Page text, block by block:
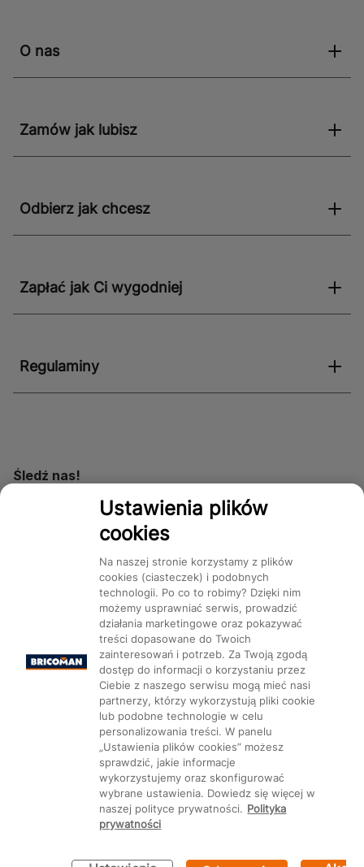
O nas
Zamów jak lubisz
Odbierz jak chcesz
Zapłać jak Ci wygodniej
Regulaminy
Śledź nas!
Dostępność
Kategorie Produkty Marki CMS
Ustawienia plików cookie
Ustawienia plików
cookies
Na naszej stronie korzystamy z plików
cookies (ciasteczek) i podobnych
technologii. Po co to robimy? Dzięki nim
możemy usprawniać serwis, prowadzić
działania marketingowe oraz pokazywać
treści dopasowane do Twoich
zainteresowań i potrzeb. Za Twoją zgodą
dostęp do informacji o korzystaniu przez
Ciebie z naszego serwisu mogą mieć nasi
partnerzy, którzy wykorzystują pliki cookie
lub podobne technologie w celu
personalizowania treści. W panelu
„Ustawienia plików cookies” możesz
sprawdzić, jakie informacje
wykorzystujemy oraz skonfigurować
wybrane ustawienia. Dowiedz się więcej w
naszej polityce prywatności. Polityka
prywatności